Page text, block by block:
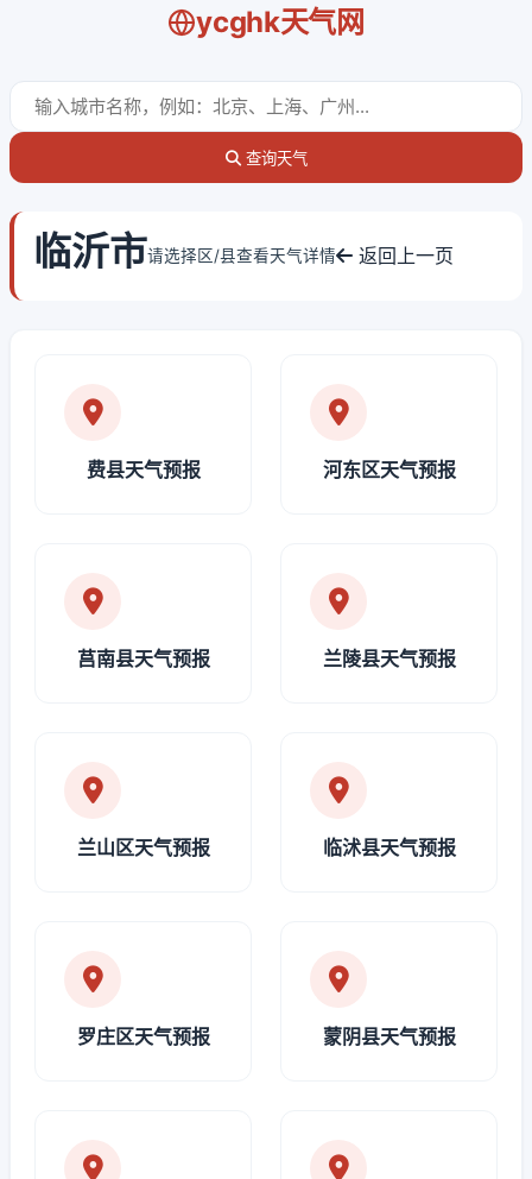
ycghk天气网
查询天气
临沂市请选择区/县查看天气详情 返回上一页
费县天气预报 河东区天气预报
莒南县天气预报 兰陵县天气预报
兰山区天气预报 临沭县天气预报
罗庄区天气预报 蒙阴县天气预报